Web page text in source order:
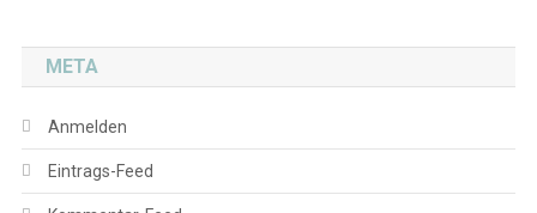
META
Anmelden
Eintrags-Feed